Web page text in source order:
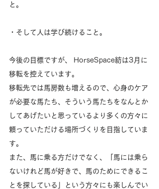
と。
・そして人は学び続けること。
今後の目標ですが、 HorseSpace紡は3月に
移転を控えています。
移転先では馬房数も増えるので、心身のケア
が必要な馬たち、そういう馬たちをなんとか
してあげたいと思っているより多くの方々に
頼っていただける場所づくりを目指していま
す。
また、馬に乗る方だけでなく、「馬には乗ら
ないけれど馬が好きで、馬のためにできるこ
とを探している」という方々にも楽しんでい